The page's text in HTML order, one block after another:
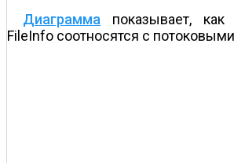
Диаграмма показывает,
FileInfo соотносятся с